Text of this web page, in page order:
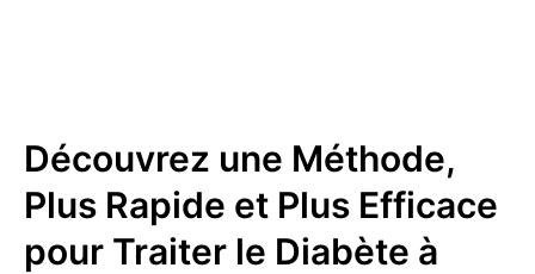
Découvrez une Méthode,
Plus Rapide et Plus Efficace
pour Traiter le Diabète à